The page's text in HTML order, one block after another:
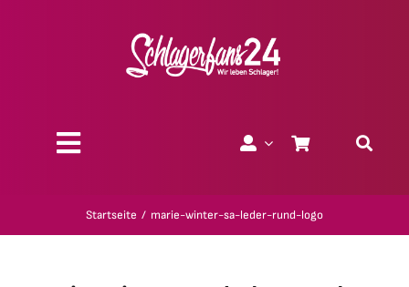
Toggle
Startseite marie-winter-sa-leder-rund-logo